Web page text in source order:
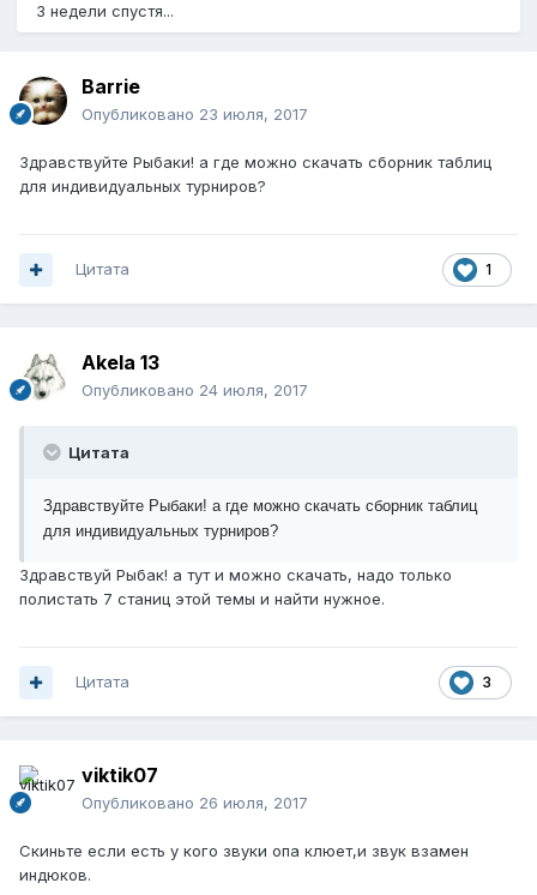
3 недели спустя...
Barrie
Опубликовано 23 июля, 2017
Здравствуйте Рыбаки! а где можно скачать сборник таблиц
для индивидуальных турниров?
1
Цитата
Akela 13
Опубликовано 24 июля, 2017
Цитата
Здравствуйте Рыбаки! а где можно скачать сборник таблиц
для индивидуальных турниров?
Здравствуй Рыбак! а тут и можно скачать, надо только
полистать 7 станиц этой темы и найти нужное.
3
Цитата
viktik07
Опубликовано 26 июля, 2017
Скиньте если есть у кого звуки опа клюет,и звук взамен
индюков.